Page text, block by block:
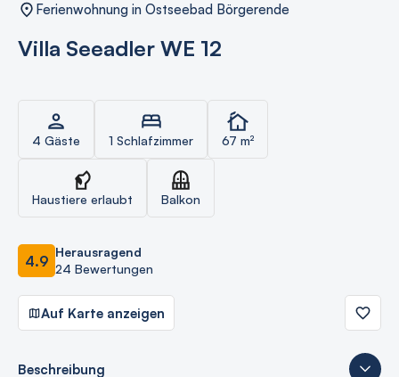
Ferienwohnung in Ostseebad Börgerende
Villa Seeadler WE 12
4 Gäste 1 Schlafzimmer 67 m²
Haustiere erlaubt Balkon
4.9 Herausragend
24 Bewertungen
Auf Karte anzeigen
Beschreibung